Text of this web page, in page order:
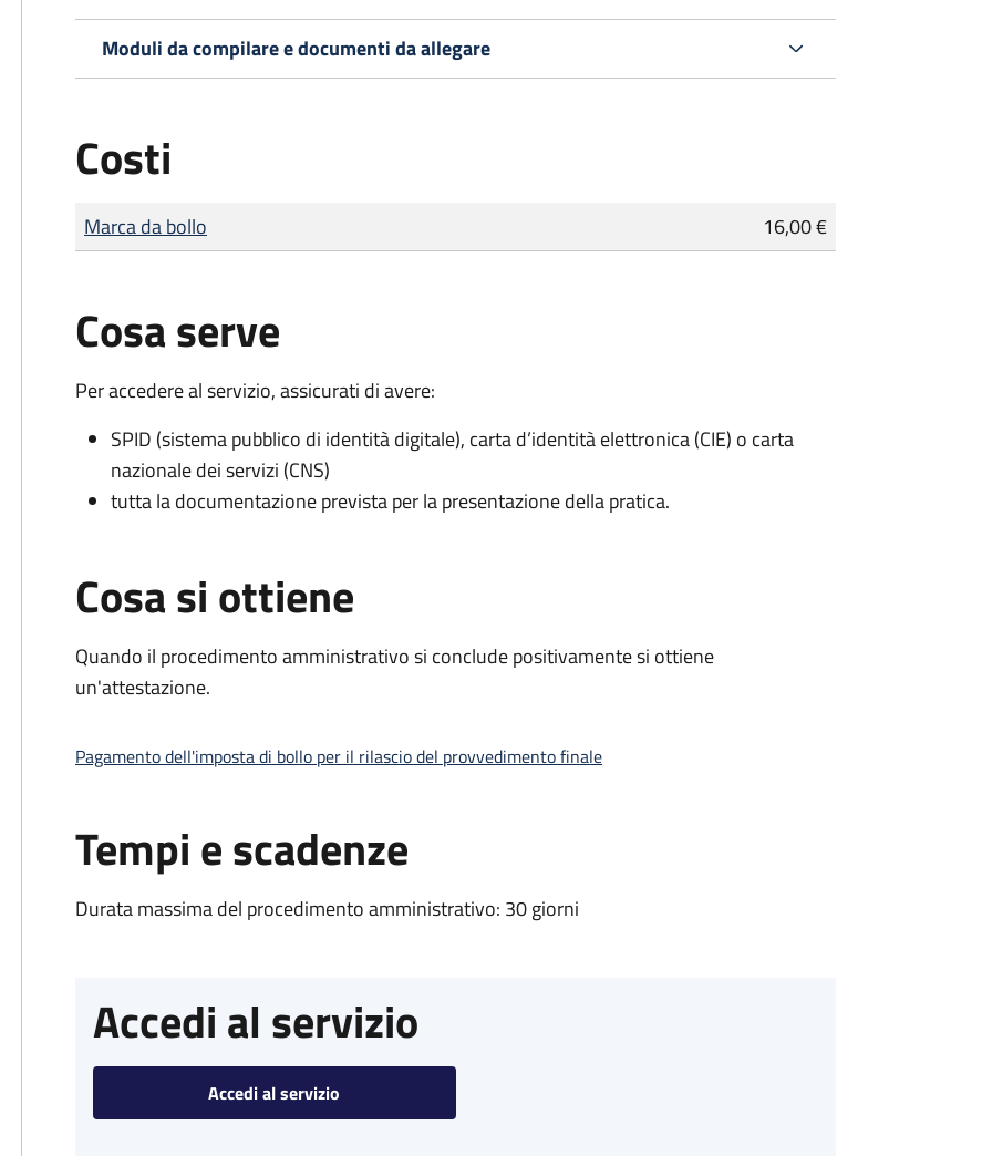
Moduli da compilare e documenti da allegare
Costi
Tipo di pagamento
Importo
Marca da bollo 16,00 €
Cosa serve
Per accedere al servizio, assicurati di avere:
SPID (sistema pubblico di identità digitale), carta d’identità elettronica (CIE) o carta
nazionale dei servizi (CNS)
tutta la documentazione prevista per la presentazione della pratica.
Cosa si ottiene
Quando il procedimento amministrativo si conclude positivamente si ottiene
un'attestazione.
Pagamento dell'imposta di bollo per il rilascio del provvedimento finale
Tempi e scadenze
Durata massima del procedimento amministrativo: 30 giorni
Accedi al servizio
Accedi al servizio